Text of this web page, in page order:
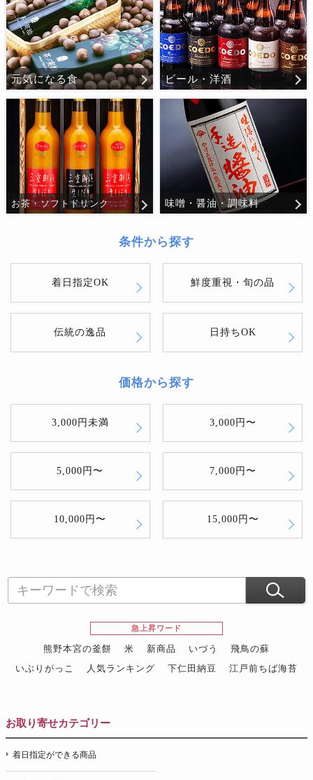
元気になる食 ビール・洋酒
お茶・ソフトドリンク 味噌・醤油・調味料
条件から探す
着日指定OK 鮮度重視・旬の品
伝統の逸品 日持ちOK
価格から探す
3,000円未満 3,000円〜
5,000円〜 7,000円〜
10,000円〜 15,000円〜
急上昇ワード
熊野本宮の釜餅 米 新商品 いづう
飛鳥の蘇
いぶりがっこ
人気ランキング 下仁田納豆
江戸前ちば海苔
お取り寄せカテゴリー
着日指定ができる商品